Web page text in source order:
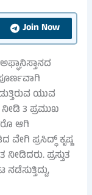
Join Now
ಯುವ
3 ಪ್ರಮುಖ
ಆಗಿ
ಪ್ರಸಿದ್ಧ್ ಕೃಷ್ಣ
ಪ್ರಸ್ತುತ